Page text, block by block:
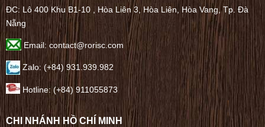
ĐC: Lô 400 Khu B1-10 , Hòa Liên 3, Hòa Liên, Hòa Vang, Tp. Đà
Nẵng
Email: contact@rorisc.com
Zalo: (+84) 931.939.982
Hotline: (+84) 911055873
CHI NHÁNH HỒ CHÍ MINH